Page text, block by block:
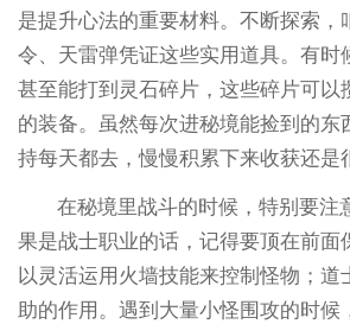
是提升心法的重要材料。不断探索，
令、天雷弹凭证这些实用道具。有时
甚至能打到灵石碎片，这些碎片可以
的装备。虽然每次进秘境能捡到的东
持每天都去，慢慢积累下来收获还是
在秘境里战斗的时候，特别要注
果是战士职业的话，记得要顶在前面
以灵活运用火墙技能来控制怪物；道
助的作用。遇到大量小怪围攻的时候